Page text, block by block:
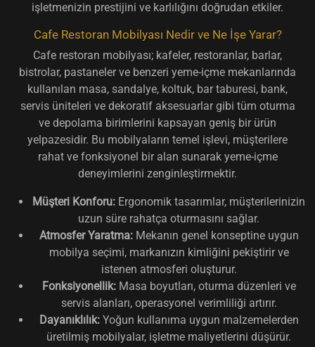
işletmenizin prestijini ve karlılığını doğrudan etkiler.
Cafe Restoran Mobilyası Nedir ve Ne İşe Yarar?
Cafe restoran mobilyası; kafeler, restoranlar, barlar,
bistrolar, pastaneler ve benzeri yeme-içme mekanlarında
kullanılan masa, sandalye, koltuk, bar taburesi, bank,
servis üniteleri ve dekoratif aksesuarlar gibi tüm oturma
ve depolama birimlerini kapsayan geniş bir ürün
yelpazesidir. Bu mobilyaların temel işlevi, müşterilere
rahat ve fonksiyonel bir alan sunarak yeme-içme
deneyimlerini zenginleştirmektir.
Müşteri Konforu: Ergonomik tasarımlar, müşterilerinizin
uzun süre rahatça oturmasını sağlar.
Atmosfer Yaratma:Mekanın genel konseptine uygun
mobilya seçimi, markanızın kimliğini pekiştirir ve
istenen atmosferi oluşturur.
Fonksiyonellik:Masa boyutları, oturma düzenleri ve
servis alanları, operasyonel verimliliği artırır.
Dayanıklılık:Yoğun kullanıma uygun malzemelerden
üretilmiş mobilyalar, işletme maliyetlerini düşürür.